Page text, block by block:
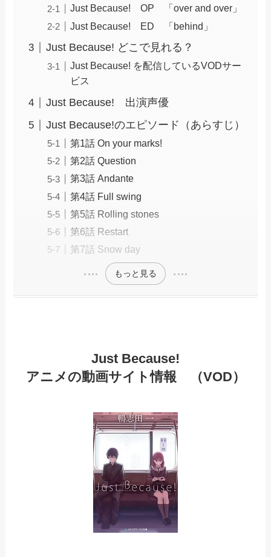
Just Because! OP 「over and over」
Just Because! ED 「behind」
Just Because! どこで見れる？
Just Because! を配信しているVODサー
ビス
Just Because! 出演声優
Just Because!のエピソード（あらすじ）
第1話 On your marks!
第2話 Question
第3話 Andante
第4話 Full swing
第5話 Rolling stones
第6話 Restart
第7話 Snow day
もっと見る
Just Because!
アニメの動画サイト情報 （VOD）